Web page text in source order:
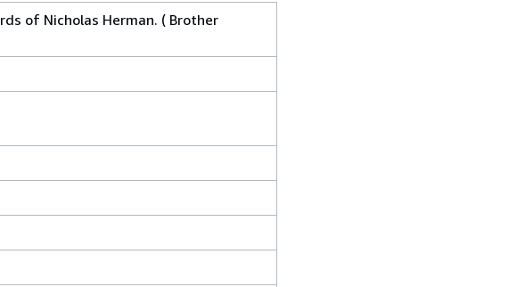
of Nicholas Herman. ( Brother